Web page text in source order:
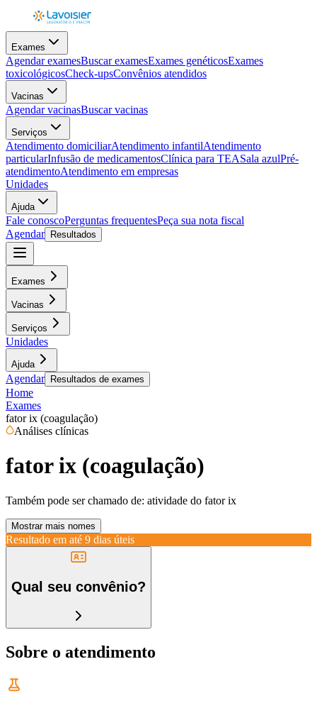
Exames
Agendar examesBuscar examesExames genéticosExames
toxicológicosCheck-upsConvênios atendidos
Vacinas
Agendar vacinasBuscar vacinas
Serviços
Atendimento domiciliarAtendimento infantilAtendimento
particularInfusão de medicamentosClínica para TEASala azulPré-
atendimentoAtendimento em empresas
Unidades
Ajuda
Fale conoscoPerguntas frequentesPeça sua nota fiscal
Agendar
Resultados
Exames
Vacinas
Serviços
Unidades
Ajuda
Agendar Resultados de exames
Home
Exames
fator ix (coagulação)
Análises clínicas
fator ix (coagulação)
Também pode ser chamado de: atividade do fator ix
Mostrar mais nomes
Resultado em até 9 dias úteis
Qual seu convênio?
Sobre o atendimento